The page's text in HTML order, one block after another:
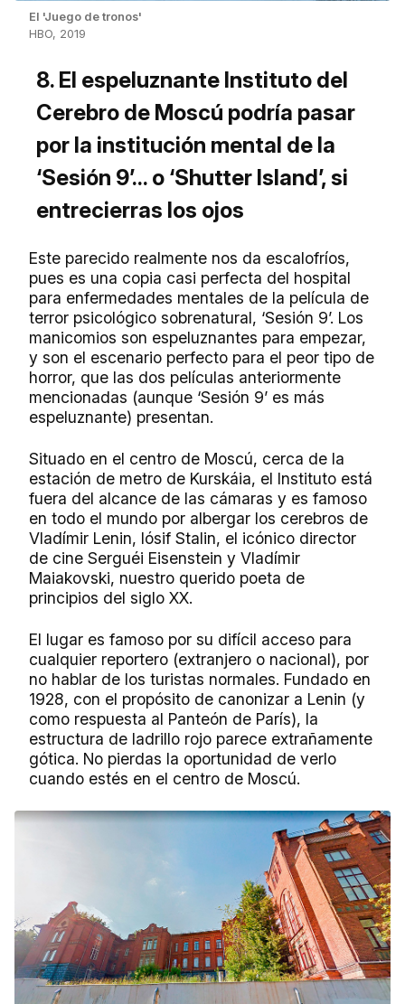
El 'Juego de tronos'
HBO, 2019
8. El espeluznante Instituto del
Cerebro de Moscú podría pasar
por la institución mental de la
‘Sesión 9’... o ‘Shutter Island’, si
entrecierras los ojos
Este parecido realmente nos da escalofríos,
pues es una copia casi perfecta del hospital
para enfermedades mentales de la película de
terror psicológico sobrenatural, ‘Sesión 9’. Los
manicomios son espeluznantes para empezar,
y son el escenario perfecto para el peor tipo de
horror, que las dos películas anteriormente
mencionadas (aunque ‘Sesión 9’ es más
espeluznante) presentan.
Situado en el centro de Moscú, cerca de la
estación de metro de Kurskáia, el Instituto está
fuera del alcance de las cámaras y es famoso
en todo el mundo por albergar los cerebros de
Vladímir Lenin, Iósif Stalin, el icónico director
de cine Serguéi Eisenstein y Vladímir
Maiakovski, nuestro querido poeta de
principios del siglo XX.
El lugar es famoso por su difícil acceso para
cualquier reportero (extranjero o nacional), por
no hablar de los turistas normales. Fundado en
1928, con el propósito de canonizar a Lenin (y
como respuesta al Panteón de París), la
estructura de ladrillo rojo parece extrañamente
gótica. No pierdas la oportunidad de verlo
cuando estés en el centro de Moscú.